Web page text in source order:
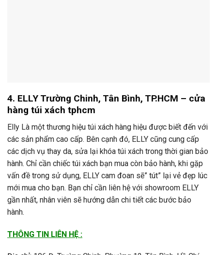
4. ELLY Trường Chinh, Tân Bình, TP.HCM – cửa
hàng túi xách tphcm
Elly Là một thương hiệu túi xách hàng hiệu được biết đến với
các sản phẩm cao cấp. Bên cạnh đó, ELLY cũng cung cấp
các dịch vụ thay da, sửa lại khóa túi xách trong thời gian bảo
hành. Chỉ cần chiếc túi xách bạn mua còn bảo hành, khi gặp
vấn đề trong sử dụng, ELLY cam đoan sẽ” tút” lại vẻ đẹp lúc
mới mua cho bạn. Bạn chỉ cần liên hệ với showroom ELLY
gần nhất, nhân viên sẽ hướng dẫn chi tiết các bước bảo
hành.
THÔNG TIN LIÊN HỆ :